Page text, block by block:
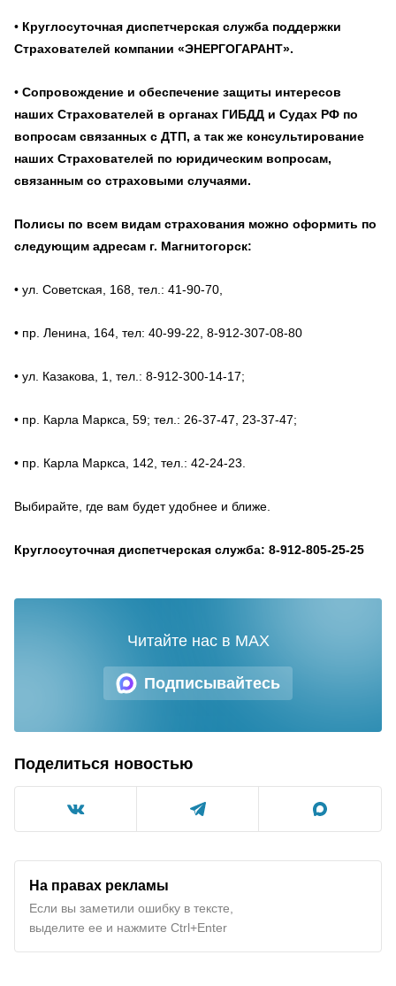
• Круглосуточная диспетчерская служба поддержки
Страхователей компании «ЭНЕРГОГАРАНТ».
• Сопровождение и обеспечение защиты интересов
наших Страхователей в органах ГИБДД и Судах РФ по
вопросам связанных с ДТП, а так же консультирование
наших Страхователей по юридическим вопросам,
связанным со страховыми случаями.
Полисы по всем видам страхования можно оформить по
следующим адресам г. Магнитогорск:
• ул. Советская, 168, тел.: 41-90-70,
• пр. Ленина, 164, тел: 40-99-22, 8-912-307-08-80
• ул. Казакова, 1, тел.: 8-912-300-14-17;
• пр. Карла Маркса, 59; тел.: 26-37-47, 23-37-47;
• пр. Карла Маркса, 142, тел.: 42-24-23.
Выбирайте, где вам будет удобнее и ближе.
Круглосуточная диспетчерская служба: 8-912-805-25-25
Подписывайтесь
Читайте нас в MAX
Поделиться новостью
На правах рекламы
Если вы заметили ошибку в тексте,
выделите ее и нажмите Ctrl+Enter